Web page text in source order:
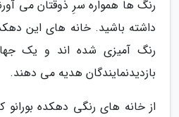
رنگ ها همواره سرِ ذوقتان می
داشته باشید. خانه های این
رنگ آمیزی شده اند و یک
بازدیدنمایندگان هدیه می دهند.
از خانه های رنگی دهکده بورانو